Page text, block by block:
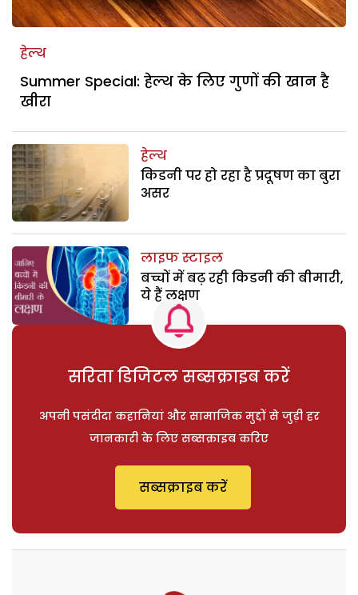
हेल्थ
Summer Special: हेल्थ के लिए गुणों की खान है
खीरा
हेल्थ
किडनी पर हो रहा है प्रदूषण का बुरा
असर
लाइफ स्टाइल
बच्चों में बढ़ रही किडनी की बीमारी,
ये हैं लक्षण
सरिता डिजिटल सब्सक्राइब करें
अपनी पसंदीदा कहानियां और सामाजिक मुद्दों से जुड़ी हर
जानकारी के लिए सब्सक्राइब करिए
सब्सक्राइब करें